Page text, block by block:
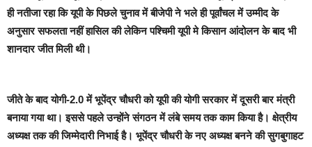
ही नतीजा रहा कि यूपी के पिछले चुनाव में बीजेपी ने भले ही पूर्वांचल में उम्मीद के
अनुसार सफलता नहीं हासिल की लेकिन पश्चिमी यूपी मे किसान आंदोलन के बाद भी
शानदार जीत मिली थी।
जीते के बाद योगी-2.0 में भूपेंद्र चौधरी को यूपी की योगी सरकार में दूसरी बार मंत्री
बनाया गया था। इससे पहले उन्होंने संगठन में लंबे समय तक काम किया है। क्षेत्रीय
अध्यक्ष तक की जिम्मेदारी निभाई है। भूपेंद्र चौधरी के नए अध्यक्ष बनने की सुगबुगाहट